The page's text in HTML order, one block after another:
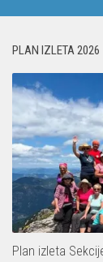
PLAN IZLETA 2026
Plan izleta